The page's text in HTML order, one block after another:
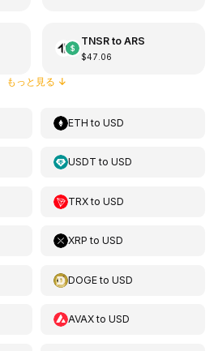
TNSRto ARS
$47.06
もっと見る ↓
ETH toUSD
USDT toUSD
TRXtoUSD
XRP toUSD
DOGEtoUSD
AVAXtoUSD